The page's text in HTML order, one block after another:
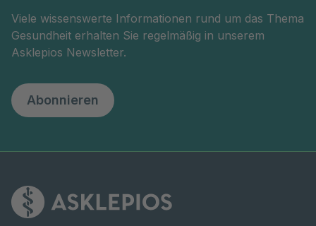
Viele wissenswerte Informationen rund um das Thema
Gesundheit erhalten Sie regelmäßig in unserem
Asklepios Newsletter.
Abonnieren